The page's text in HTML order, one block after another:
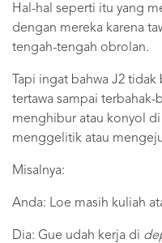
Hal-hal seperti itu yang
dengan mereka karena
tengah-tengah obrolan.
Tapi ingat bahwa J2
tertawa sampai terbahak-
menghibur atau konyol
menggelitik atau
Misalnya:
Anda: Loe masih kuliah
Dia: Gue udah kerja di